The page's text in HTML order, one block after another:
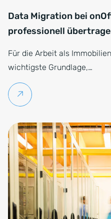
Data Migration bei
professionell
Für die Arbeit als
wichtigste Grundlage,…
Weiterlesen